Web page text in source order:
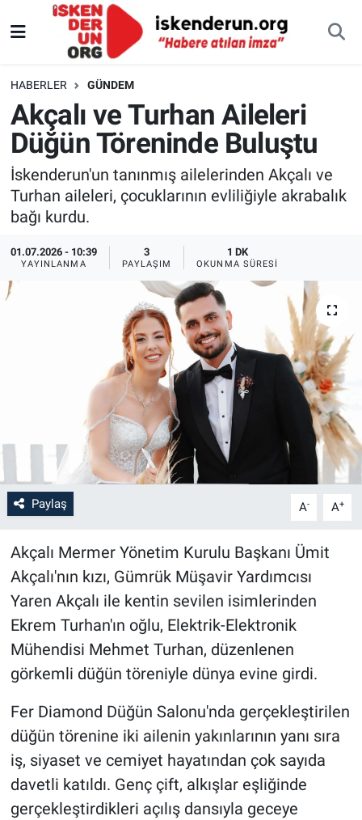
HABERLER GÜNDEM
Akçalı ve Turhan Aileleri
Düğün Töreninde Buluştu
İskenderun'un tanınmış ailelerinden Akçalı ve
Turhan aileleri, çocuklarının evliliğiyle akrabalık
bağı kurdu.
01.07.2026 - 10:39
YAYINLANMA
3
PAYLAŞIM
1 DK
OKUNMA SÜRESI
Paylaş A- A+
Akçalı Mermer Yönetim Kurulu Başkanı Ümit
Akçalı'nın kızı, Gümrük Müşavir Yardımcısı
Yaren Akçalı ile kentin sevilen isimlerinden
Ekrem Turhan'ın oğlu, Elektrik-Elektronik
Mühendisi Mehmet Turhan, düzenlenen
görkemli düğün töreniyle dünya evine girdi.
Fer Diamond Düğün Salonu'nda gerçekleştirilen
düğün törenine iki ailenin yakınlarının yanı sıra
iş, siyaset ve cemiyet hayatından çok sayıda
davetli katıldı. Genç çift, alkışlar eşliğinde
gerçekleştirdikleri açılış dansıyla geceye